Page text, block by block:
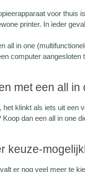
voor thuis
printer. In ieder
all in one
computer aangesloten
met een all in
het klinkt als iets uit een
Koop dan een all in one
keuze-
er nog veel meer te